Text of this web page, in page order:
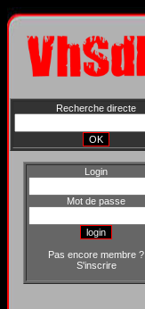
Recherche directe
Login
Mot de passe
Pas encore membre ?
S'inscrire